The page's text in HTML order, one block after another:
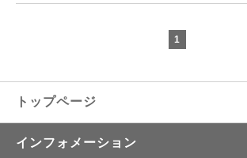
1
トップページ
インフォメーション